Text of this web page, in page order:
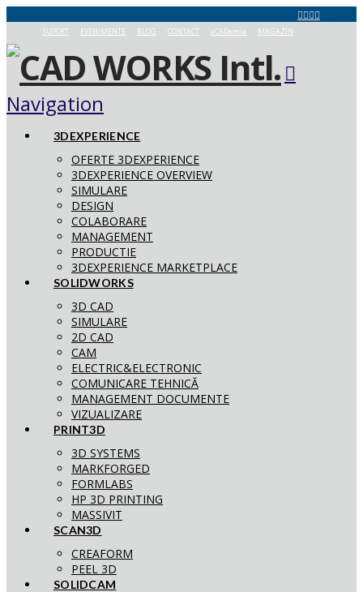
SUPORT EVENIMENTE BLOG CONTACT aCADemia MAGAZIN
Navigation
3DEXPERIENCE
OFERTE 3DEXPERIENCE
3DEXPERIENCE OVERVIEW
SIMULARE
DESIGN
COLABORARE
MANAGEMENT
PRODUCTIE
3DEXPERIENCE MARKETPLACE
SOLIDWORKS
3D CAD
SIMULARE
2D CAD
CAM
ELECTRIC&ELECTRONIC
COMUNICARE TEHNICĂ
MANAGEMENT DOCUMENTE
VIZUALIZARE
PRINT3D
3D SYSTEMS
MARKFORGED
FORMLABS
HP 3D PRINTING
MASSIVIT
SCAN3D
CREAFORM
PEEL 3D
SOLIDCAM